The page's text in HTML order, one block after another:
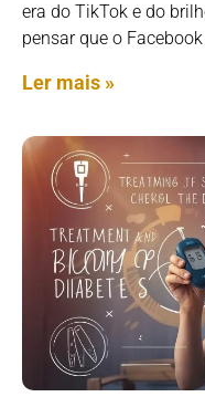
era do TikTok e do
pensar que o
Ler mais »